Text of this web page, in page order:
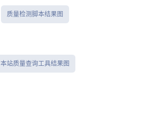
IP质量检测脚本结果图
本站IP质量查询工具结果图